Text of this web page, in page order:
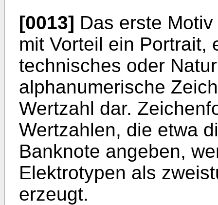
[0013] Das erste
mit Vorteil ein Portrait,
technisches oder
alphanumerische
Wertzahl dar.
Wertzahlen, die etwa
Banknote angeben,
Elektrotypen als
erzeugt.